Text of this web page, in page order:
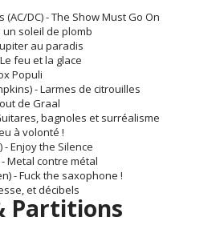
DC) - The Show Must Go On
un soleil de plomb
au paradis
feu et la glace
Populi
- Larmes de citrouilles
de Graal
bagnoles et surréalisme
à volonté !
- Enjoy the Silence
Metal contre métal
- Fuck the saxophone !
et décibels
Partitions